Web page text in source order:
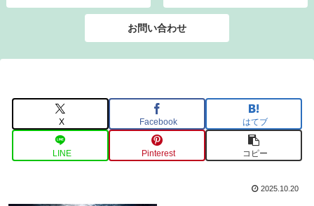
お問い合わせ
X Facebook はてブ
LINE Pinterest コピー
2025.10.20